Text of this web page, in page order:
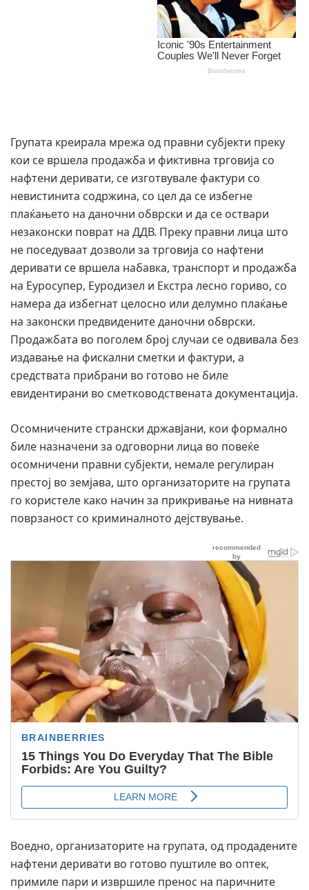
Групата креирала мрежа од правни субјекти преку
кои се вршела продажба и фиктивна трговија со
нафтени деривати, се изготвувале фактури со
невистинита содржина, со цел да се избегне
плаќањето на даночни обврски и да се оствари
незаконски поврат на ДДВ. Преку правни лица што
не поседуваат дозволи за трговија со нафтени
деривати се вршела набавка, транспорт и продажба
на Еуросупер, Еуродизел и Екстра лесно гориво, со
намера да избегнат целосно или делумно плаќање
на законски предвидените даночни обврски.
Продажбата во поголем број случаи се одвивала без
издавање на фискални сметки и фактури, а
средствата прибрани во готово не биле
евидентирани во сметководствената документација.
Осомничените странски државјани, кои формално
биле назначени за одговорни лица во повеќе
осомничени правни субјекти, немале регулиран
престој во земјава, што организаторите на групата
го користеле како начин за прикривање на нивната
поврзаност со криминалното дејствување.
Воедно, организаторите на групата, од продадените
нафтени деривати во готово пуштиле во оптек,
примиле пари и извршиле пренос на паричните